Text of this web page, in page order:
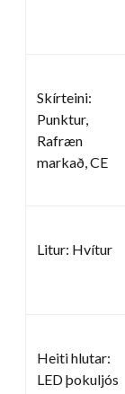
Skírteini:
Punktur,
Rafræn
markað, CE
Litur: Hvítur
Heiti hlutar:
LED þokuljós